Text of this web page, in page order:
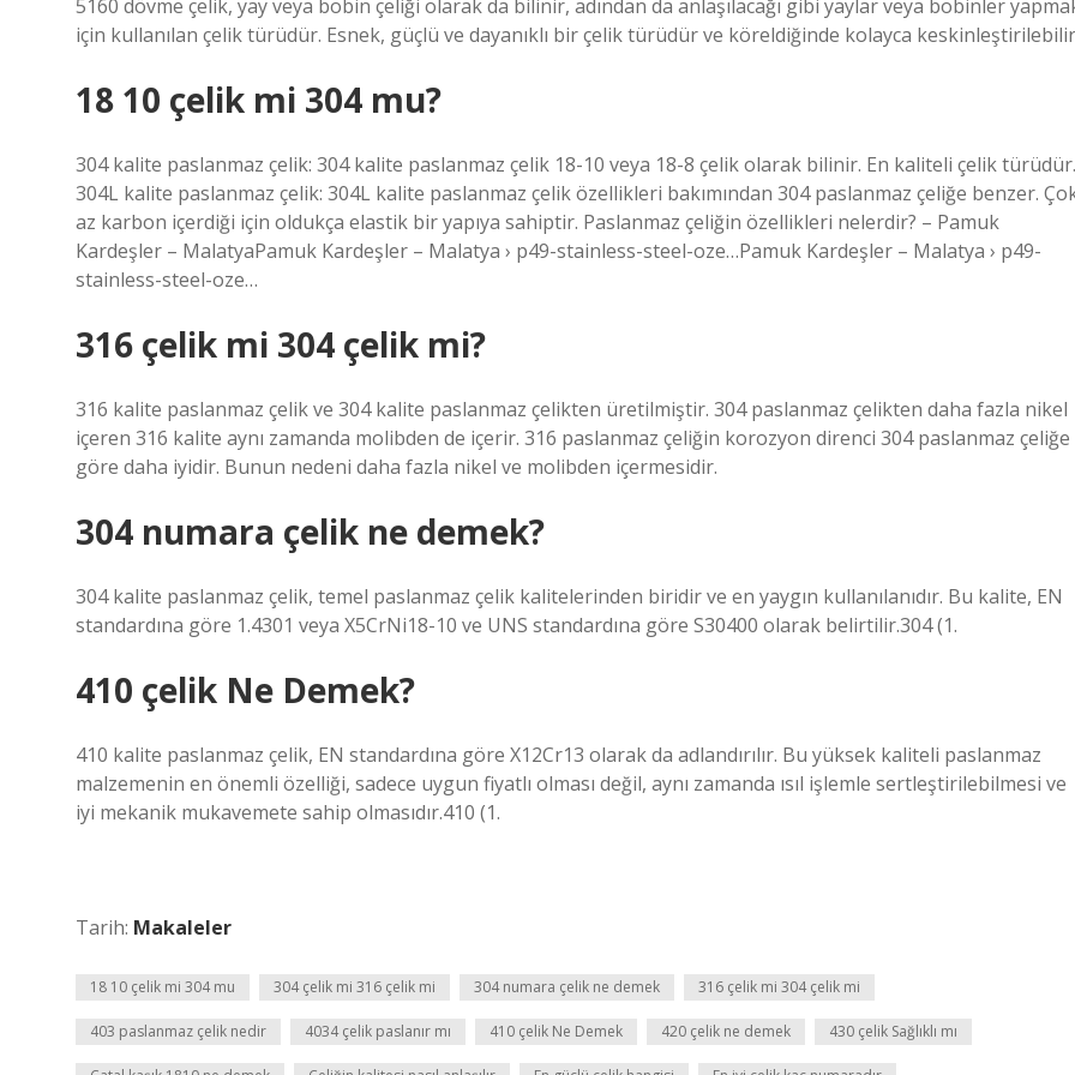
5160 dövme çelik, yay veya bobin çeliği olarak da bilinir, adından da anlaşılacağı gibi yaylar veya bobinler
için kullanılan çelik türüdür. Esnek, güçlü ve dayanıklı bir çelik türüdür ve köreldiğinde kolayca
18 10 çelik mi 304 mu?
304 kalite paslanmaz çelik: 304 kalite paslanmaz çelik 18-10 veya 18-8 çelik olarak bilinir. En kaliteli çelik türüdür.
304L kalite paslanmaz çelik: 304L kalite paslanmaz çelik özellikleri bakımından 304 paslanmaz çeliğe benzer.
az karbon içerdiği için oldukça elastik bir yapıya sahiptir. Paslanmaz çeliğin özellikleri nelerdir? – Pamuk
Kardeşler – MalatyaPamuk Kardeşler – Malatya › p49-stainless-steel-oze…Pamuk Kardeşler – Malatya › p49-
stainless-steel-oze…
316 çelik mi 304 çelik mi?
316 kalite paslanmaz çelik ve 304 kalite paslanmaz çelikten üretilmiştir. 304 paslanmaz çelikten daha fazla nikel
içeren 316 kalite aynı zamanda molibden de içerir. 316 paslanmaz çeliğin korozyon direnci 304 paslanmaz çeliğe
göre daha iyidir. Bunun nedeni daha fazla nikel ve molibden içermesidir.
304 numara çelik ne demek?
304 kalite paslanmaz çelik, temel paslanmaz çelik kalitelerinden biridir ve en yaygın kullanılanıdır. Bu kalite, EN
standardına göre 1.4301 veya X5CrNi18-10 ve UNS standardına göre S30400 olarak belirtilir.304 (1.
410 çelik Ne Demek?
410 kalite paslanmaz çelik, EN standardına göre X12Cr13 olarak da adlandırılır. Bu yüksek kaliteli paslanmaz
malzemenin en önemli özelliği, sadece uygun fiyatlı olması değil, aynı zamanda ısıl işlemle sertleştirilebilmesi ve
iyi mekanik mukavemete sahip olmasıdır.410 (1.
Tarih: Makaleler
18 10 çelik mi 304 mu 304 çelik mi 316 çelik mi 304 numara çelik ne demek 316 çelik mi 304 çelik mi
403 paslanmaz çelik nedir 4034 çelik paslanır mı 410 çelik Ne Demek 420 çelik ne demek 430 çelik Sağlıklı mı